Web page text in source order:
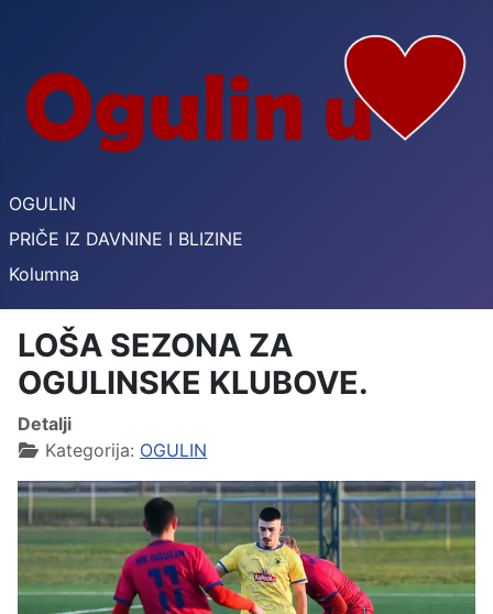
OGULIN
PRIČE IZ DAVNINE I BLIZINE
Kolumna
LOŠA SEZONA ZA
OGULINSKE KLUBOVE.
Detalji
Kategorija: OGULIN